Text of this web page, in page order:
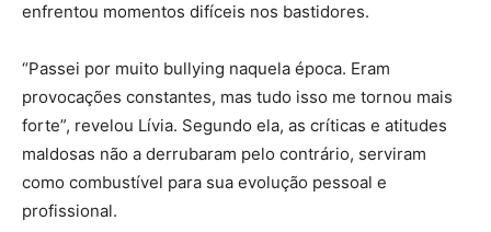
enfrentou momentos difíceis nos bastidores.
“Passei por muito bullying naquela época. Eram
provocações constantes, mas tudo isso me tornou mais
forte”, revelou Lívia. Segundo ela, as críticas e atitudes
maldosas não a derrubaram pelo contrário, serviram
como combustível para sua evolução pessoal e
profissional.